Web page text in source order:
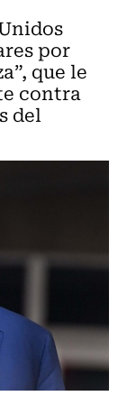
por
que le
contra
del